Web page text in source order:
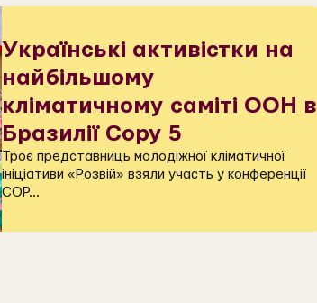
Українські активістки на
найбільшому
кліматичному саміті ООН в
Бразилії Copy 5
Троє представниць молодіжної кліматичної
ініціативи «Розвій» взяли участь у конференції
COP...